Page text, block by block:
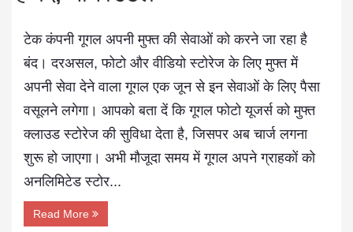
टेक कंपनी गूगल अपनी मुफ्त की सेवाओं को करने जा रहा है
बंद। दरअसल, फोटो और वीडियो स्टोरेज के लिए मुफ्त में
अपनी सेवा देने वाला गूगल एक जून से इन सेवाओं के लिए पैसा
वसूलने लगेगा। आपको बता दें कि गूगल फोटो यूजर्स को मुफ्त
क्लाउड स्टोरेज की सुविधा देता है, जिसपर अब चार्ज लगना
शुरू हो जाएगा। अभी मौजूदा समय में गूगल अपने ग्राहकों को
अनलिमिटेड स्टोर...
Read More